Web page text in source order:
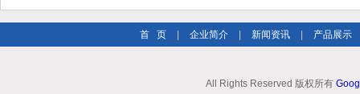
首 页 企业简介 新闻资讯 产品展示
All Rights Reserved 版权所有